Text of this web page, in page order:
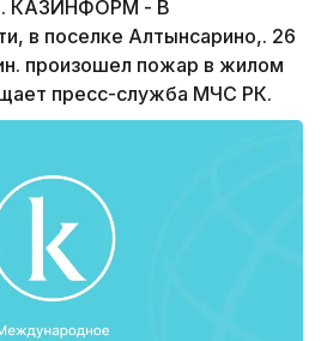
КАЗИНФОРМ - В
в поселке Алтынсарино,. 26
произошел пожар в жилом
пресс-служба МЧС РК.